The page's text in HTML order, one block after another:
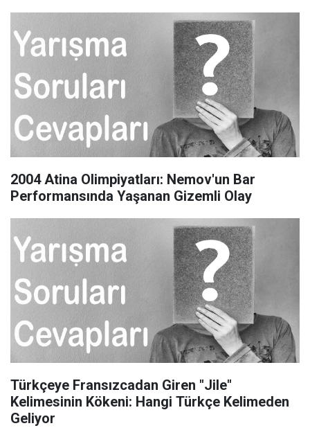
2004 Atina Olimpiyatları: Nemov'un Bar
Performansında Yaşanan Gizemli Olay
Türkçeye Fransızcadan Giren "Jile"
Kelimesinin Kökeni: Hangi Türkçe Kelimeden
Geliyor